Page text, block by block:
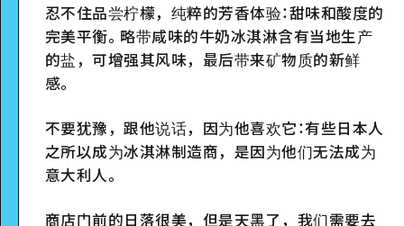
忍不住品尝柠檬，纯粹的芳香体验：甜味和酸度的
完美平衡。略带咸味的牛奶冰淇淋含有当地生产
的盐，可增强其风味，最后带来矿物质的新鲜
感。
不要犹豫，跟他说话，因为他喜欢它：有些日本人
之所以成为冰淇淋制造商，是因为他们无法成为
意大利人。
商店门前的日落很美，但是天黑了，我们需要去